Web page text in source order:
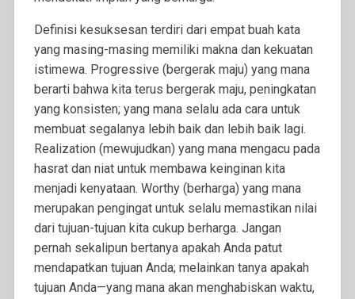
Definisi kesuksesan terdiri dari empat buah kata
yang masing-masing memiliki makna dan kekuatan
istimewa. Progressive (bergerak maju) yang mana
berarti bahwa kita terus bergerak maju, peningkatan
yang konsisten; yang mana selalu ada cara untuk
membuat segalanya lebih baik dan lebih baik lagi.
Realization (mewujudkan) yang mana mengacu pada
hasrat dan niat untuk membawa keinginan kita
menjadi kenyataan. Worthy (berharga) yang mana
merupakan pengingat untuk selalu memastikan nilai
dari tujuan-tujuan kita cukup berharga. Jangan
pernah sekalipun bertanya apakah Anda patut
mendapatkan tujuan Anda; melainkan tanya apakah
tujuan Anda—yang mana akan menghabiskan waktu,